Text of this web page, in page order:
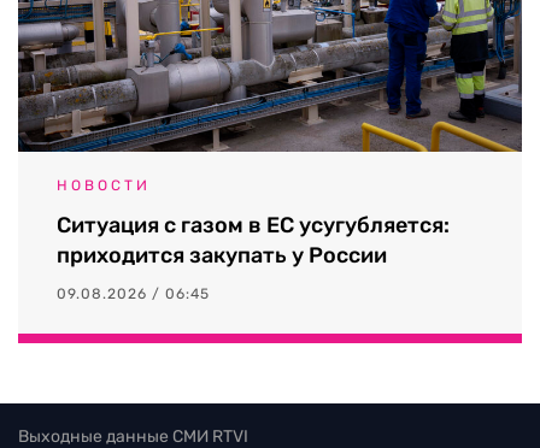
НОВОСТИ
Ситуация с газом в ЕС усугубляется:
приходится закупать у России
09.08.2026 / 06:45
Выходные данные СМИ RTVI